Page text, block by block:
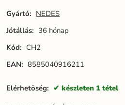
Gyártó: NEDES
Jótállás: 36 hónap
Kód: CH2
EAN: 8585040916211
Elérhetöség: készleten 1 tétel